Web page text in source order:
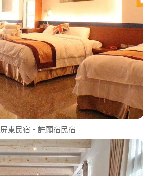
屏東民宿‧許願宿民宿